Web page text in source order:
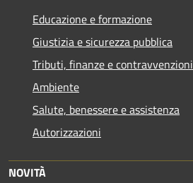
Educazione e formazione
Giustizia e sicurezza pubblica
Tributi, finanze e contravvenzioni
Ambiente
Salute, benessere e assistenza
Autorizzazioni
NOVITÀ